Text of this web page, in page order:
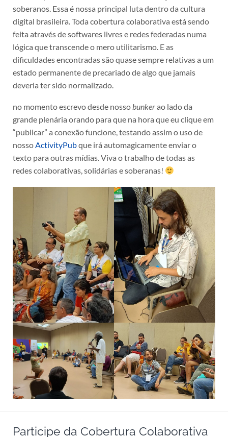
soberanos. Essa é nossa principal luta dentro da cultura
digital brasileira. Toda cobertura colaborativa está sendo
feita através de softwares livres e redes federadas numa
lógica que transcende o mero utilitarismo. E as
dificuldades encontradas são quase sempre relativas a um
estado permanente de precariado de algo que jamais
deveria ter sido normalizado.
no momento escrevo desde nossobunkerao lado da
grande plenária orando para que na hora que eu clique em
“publicar” a conexão funcione, testando assim o uso de
nossoActivityPubque irá automagicamente enviar o
texto para outras mídias. Viva o trabalho de todas as
redes colaborativas, solidárias e soberanas!
Participe da Cobertura Colaborativa